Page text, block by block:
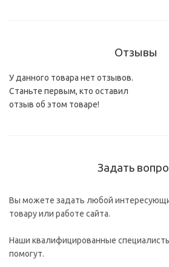
Отзывы
У данного товара нет отзывов.
Станьте первым, кто оставил
отзыв об этом товаре!
Задать
Вы можете задать любой
товару или работе сайта.
Наши квалифицированные
помогут.